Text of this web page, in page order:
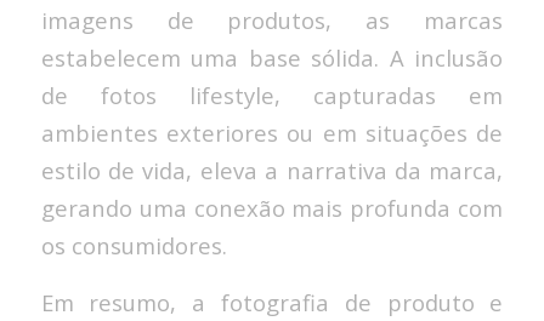
imagens de produtos, as marcas
estabelecem uma base sólida. A inclusão
de fotos lifestyle, capturadas em
ambientes exteriores ou em situações de
estilo de vida, eleva a narrativa da marca,
gerando uma conexão mais profunda com
os consumidores.
Em resumo, a fotografia de produto e